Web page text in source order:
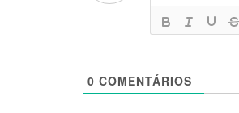
0 COMENTÁRIOS